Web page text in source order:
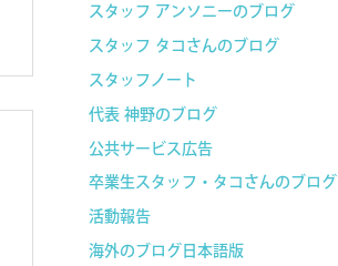
スタッフ アンソニーのブログ
スタッフ タコさんのブログ
スタッフノート
代表 神野のブログ
公共サービス広告
卒業生スタッフ・タコさんのブログ
活動報告
海外のブログ日本語版